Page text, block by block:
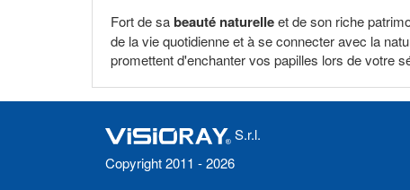
Fort de sabeauté naturelleet de son riche
de la vie quotidienne et à se connecter avec la
promettent d'enchanter vos papilles lors de votre
S.r.l.
Copyright 2011 - 2026